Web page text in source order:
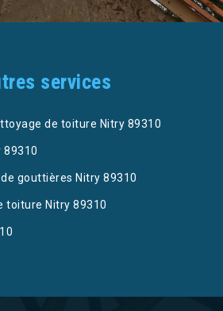
services
de toiture Nitry 89310
89310
gouttières Nitry 89310
toiture Nitry 89310